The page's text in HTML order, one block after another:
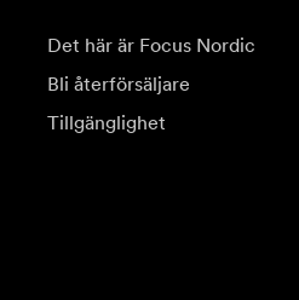
Det här är Focus Nordic
Bli återförsäljare
Tillgänglighet